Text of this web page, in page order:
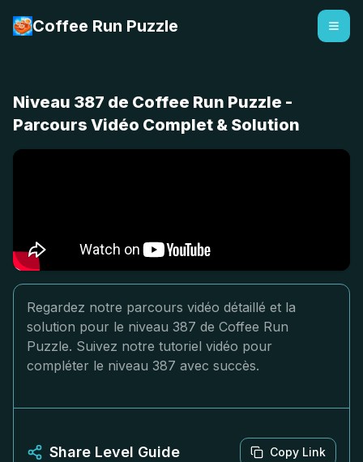
Coffee Run Puzzle
Niveau 387 de Coffee Run Puzzle -
Parcours Vidéo Complet & Solution
Regardez notre parcours vidéo détaillé et la
solution pour le niveau 387 de Coffee Run
Puzzle. Suivez notre tutoriel vidéo pour
compléter le niveau 387 avec succès.
Share Level Guide Copy Link